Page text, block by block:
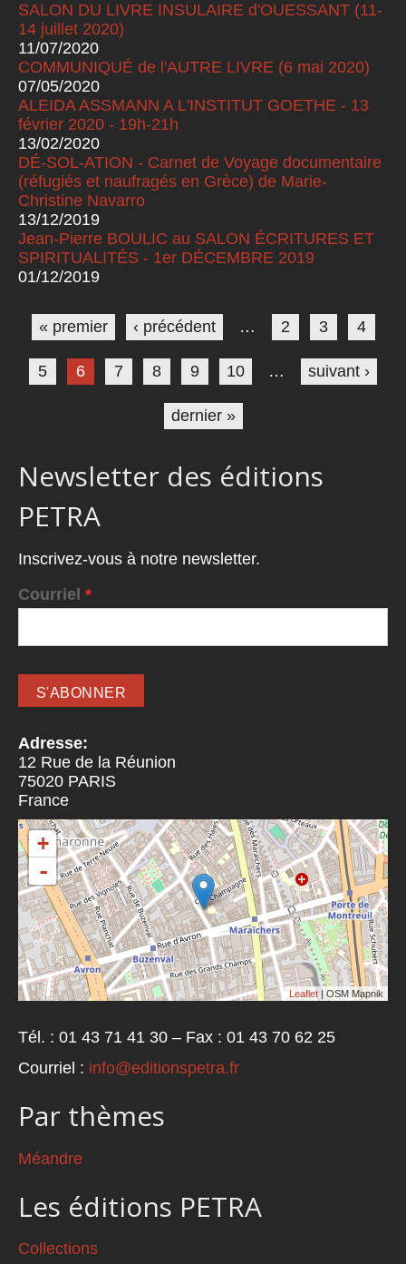
SALON DU LIVRE INSULAIRE d'OUESSANT (11-
14 juillet 2020)
11/07/2020
COMMUNIQUÉ de l'AUTRE LIVRE (6 mai 2020)
07/05/2020
ALEIDA ASSMANN A L'INSTITUT GOETHE - 13
février 2020 - 19h-21h
13/02/2020
DÉ-SOL-ATION - Carnet de Voyage documentaire
(réfugiés et naufragés en Grèce) de Marie-
Christine Navarro
13/12/2019
Jean-Pierre BOULIC au SALON ÉCRITURES ET
SPIRITUALITÉS - 1er DÉCEMBRE 2019
01/12/2019
Pages
« premier ‹ précédent … 2 3 4
5 6 7 8 9 10 … suivant ›
dernier »
Newsletter des éditions
PETRA
Inscrivez-vous à notre newsletter.
Courriel *
Adresse:
12 Rue de la Réunion
75020 PARIS
France
+
-
Leaflet | OSM Mapnik
Tél. : 01 43 71 41 30 – Fax : 01 43 70 62 25
Courriel : info@editionspetra.fr
Par thèmes
Méandre
Les éditions PETRA
Collections